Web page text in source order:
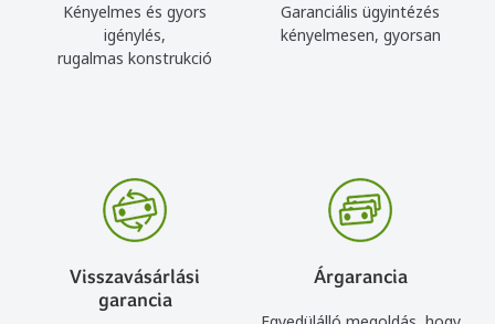
Kényelmes és gyors
igénylés,
rugalmas konstrukció
Garanciális ügyintézés
kényelmesen, gyorsan
Visszavásárlási
garancia
Árgarancia